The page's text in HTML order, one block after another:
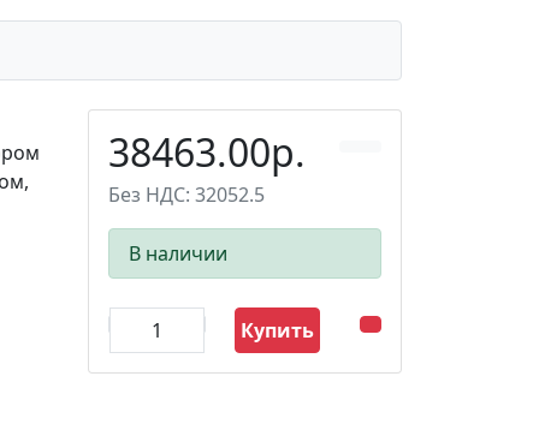
38463.00р.
Без НДС: 32052.5
В наличии
Купить